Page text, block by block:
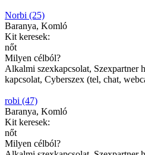
Norbi (25)
Baranya, Komló
Kit keresek:
nőt
Milyen célból?
Alkalmi szexkapcsolat, Szexpartner
kapcsolat, Cyberszex (tel, chat,
robi (47)
Baranya, Komló
Kit keresek:
nőt
Milyen célból?